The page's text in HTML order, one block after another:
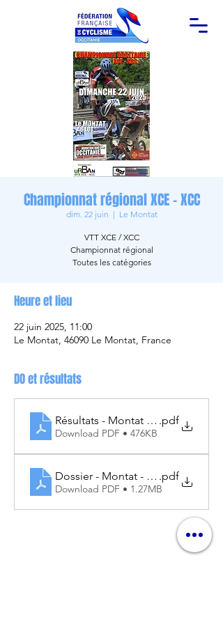
Championnat régional XCE - XCC
dim. 22 juin
  |
Le Montat
VTT XCE / XCC
Championnat régional
Toutes les catégories
Heure et lieu
22 juin 2025, 11:00
Le Montat, 46090 Le Montat, France
DO et résultats
Résultats - Montat - 22.06.2025
.pdf
Download PDF • 476KB
Dossier - Montat - 22.06.2025
.pdf
Download PDF • 1.27MB